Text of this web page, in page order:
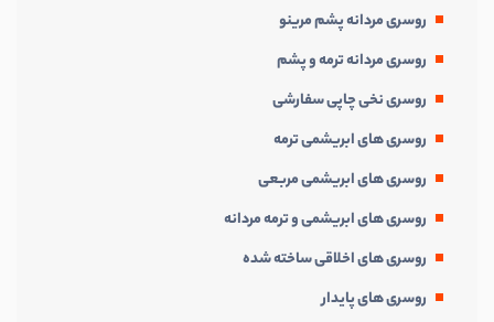
روسری مردانه پشم مرینو
روسری مردانه ترمه و پشم
روسری نخی چاپی سفارشی
روسری های ابریشمی ترمه
روسری های ابریشمی مربعی
روسری های ابریشمی و ترمه مردانه
روسری های اخلاقی ساخته شده
روسری های پایدار